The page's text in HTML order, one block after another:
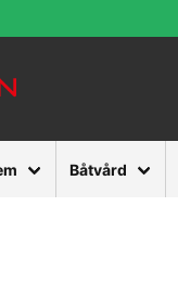
Båtvård